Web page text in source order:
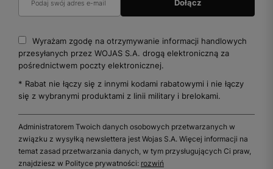
Wyrażam zgodę na otrzymywanie informacji handlowych
przesyłanych przez WOJAS S.A. drogą elektroniczną za
pośrednictwem poczty elektronicznej.
* Rabat nie łączy się z innymi kodami rabatowymi i nie łączy
się z wybranymi produktami z linii military i brelokami.
Administratorem Twoich danych osobowych przetwarzanych w
związku z wysyłką newslettera jest Wojas S.A. Więcej informacji na
temat zasad przetwarzania danych, w tym przysługujących Ci praw,
znajdziesz w Polityce prywatności: rozwiń